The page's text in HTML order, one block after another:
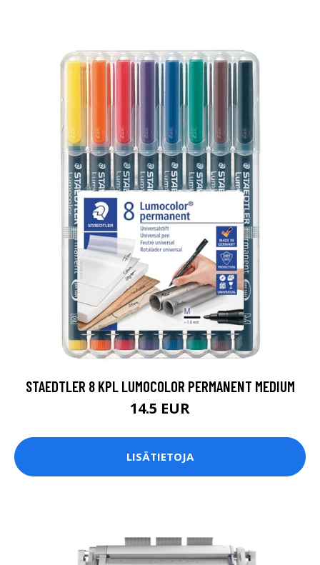
STAEDTLER 8 KPL LUMOCOLOR PERMANENT MEDIUM
14.5 EUR
LISÄTIETOJA